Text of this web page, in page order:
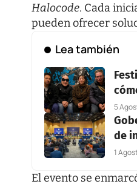
Halocode. Cada
pueden ofrecer
Lea también
5
de
1
El evento se